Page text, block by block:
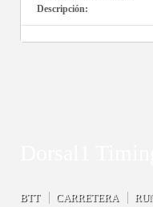
Descripción:
BTT CARRETERA